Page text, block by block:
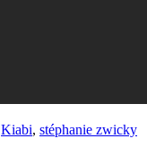
Kiabi, stéphanie zwicky